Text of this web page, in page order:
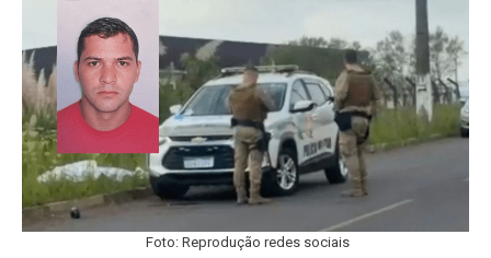
Foto: Reprodução redes sociais